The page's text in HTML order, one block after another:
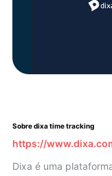
Sobre dixa time tracking
https://
Dixa é uma